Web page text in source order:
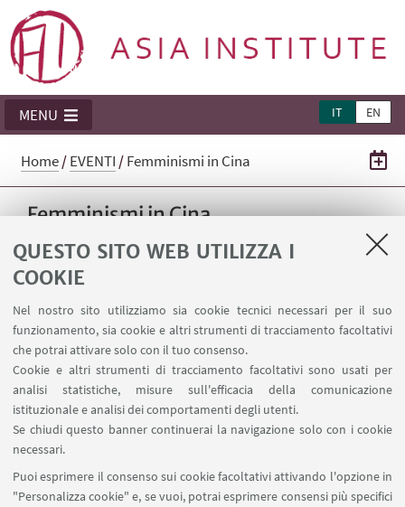
QUESTO SITO WEB UTILIZZA I
COOKIE
Nel nostro sito utilizziamo sia cookie tecnici necessari per il suo
funzionamento, sia cookie e altri strumenti di tracciamento facoltativi
che potrai attivare solo con il tuo consenso.
Cookie e altri strumenti di tracciamento facoltativi sono usati per
analisi statistiche, misure sull'efficacia della comunicazione
istituzionale e analisi dei comportamenti degli utenti.
Se chiudi questo banner continuerai la navigazione solo con i cookie
necessari.
Puoi esprimere il consenso sui cookie facoltativi attivando l'opzione in
"Personalizza cookie" e, se vuoi, potrai esprimere consensi più specifici
IT EN
MENU
Home/EVENTI /Femminismi in Cina
Femminismi in Cina
Una giornata di studio dedicata al tema dei
femminismi in Cina
DATA:12MARZO2026dalle 16:00 alle 19:00
LUOGO:Aula Seminari DAMSLab Piazzetta P.P.
Pasolini 5/B
TIPO:Cina